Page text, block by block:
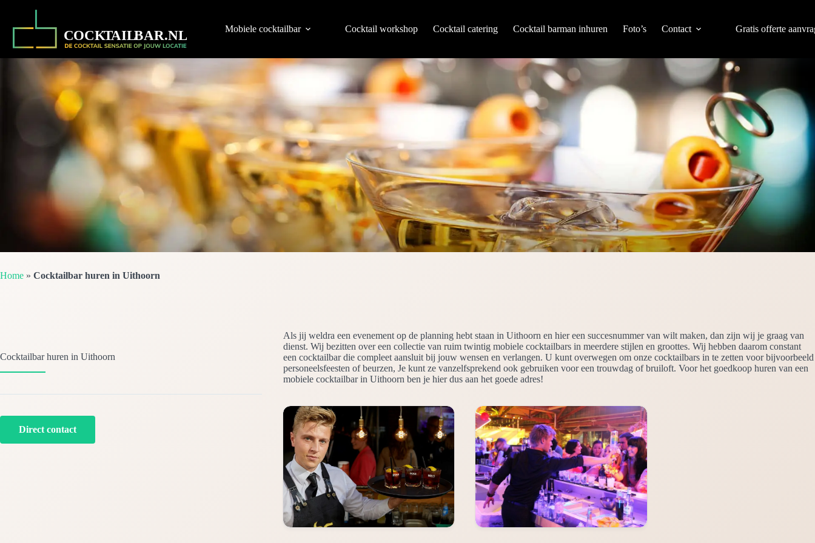
Mobiele cocktailbar Cocktail workshop Cocktail catering Cocktail barman inhuren Foto’s Contact Gratis offerte
Home » Cocktailbar huren in Uithoorn
Cocktailbar huren in Uithoorn
Direct contact
Als jij weldra een evenement op de planning hebt staan in Uithoorn en hier een succesnummer van wilt maken, dan zijn wij je graag van
dienst. Wij bezitten over een collectie van ruim twintig mobiele cocktailbars in meerdere stijlen en groottes. Wij hebben daarom constant
een cocktailbar die compleet aansluit bij jouw wensen en verlangen. U kunt overwegen om onze cocktailbars in te zetten voor bijvoorbeeld
personeelsfeesten of beurzen, Je kunt ze vanzelfsprekend ook gebruiken voor een trouwdag of bruiloft. Voor het goedkoop huren van een
mobiele cocktailbar in Uithoorn ben je hier dus aan het goede adres!